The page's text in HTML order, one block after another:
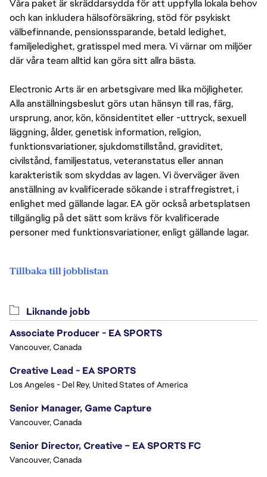
Våra paket är skräddarsydda för att uppfylla lokala behov
och kan inkludera hälsoförsäkring, stöd för psykiskt
välbefinnande, pensionssparande, betald ledighet,
familjeledighet, gratisspel med mera. Vi värnar om miljöer
där våra team alltid kan göra sitt allra bästa.
Electronic Arts är en arbetsgivare med lika möjligheter.
Alla anställningsbeslut görs utan hänsyn till ras, färg,
ursprung, anor, kön, könsidentitet eller -uttryck, sexuell
läggning, ålder, genetisk information, religion,
funktionsvariationer, sjukdomstillstånd, graviditet,
civilstånd, familjestatus, veteranstatus eller annan
karakteristik som skyddas av lagen. Vi överväger även
anställning av kvalificerade sökande i straffregistret, i
enlighet med gällande lagar. EA gör också arbetsplatsen
tillgänglig på det sätt som krävs för kvalificerade
personer med funktionsvariationer, enligt gällande lagar.
Tillbaka till jobblistan
Liknande jobb
Associate Producer - EA SPORTS
Vancouver, Canada
Creative Lead - EA SPORTS
Los Angeles - Del Rey, United States of America
Senior Manager, Game Capture
Vancouver, Canada
Senior Director, Creative – EA SPORTS FC
Vancouver, Canada